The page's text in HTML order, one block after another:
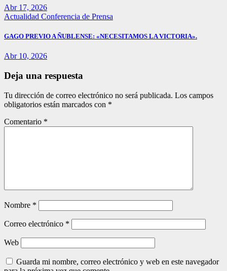
Abr 17, 2026
Actualidad Conferencia de Prensa
GAGO PREVIO A ÑUBLENSE: «NECESITAMOS LA VICTORIA».
Abr 10, 2026
Deja una respuesta
Tu dirección de correo electrónico no será publicada. Los campos
obligatorios están marcados con *
Comentario *
Nombre *
Correo electrónico *
Web
Guarda mi nombre, correo electrónico y web en este navegador